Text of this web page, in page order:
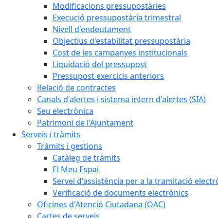
Modificacions pressupostàries
Execució pressupostària trimestral
Nivell d'endeutament
Objectius d'estabilitat pressupostària
Cost de les campanyes institucionals
Liquidació del pressupost
Pressupost exercicis anteriors
Relació de contractes
Canals d'alertes i sistema intern d'alertes (SIA)
Seu electrònica
Patrimoni de l'Ajuntament
Serveis i tràmits
Tràmits i gestions
Catàleg de tràmits
El Meu Espai
Servei d'assistència per a la tramitació
Verificació de documents electrònics
Oficines d'Atenció Ciutadana (OAC)